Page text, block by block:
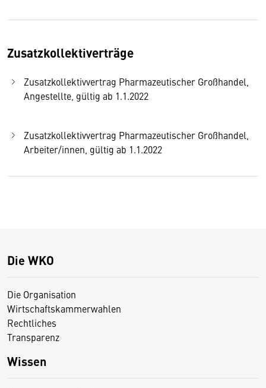
Zusatzkollektiverträge
Zusatzkollektivvertrag Pharmazeutischer Großhandel,
Angestellte, gültig ab 1.1.2022
Zusatzkollektivvertrag Pharmazeutischer Großhandel,
Arbeiter/innen, gültig ab 1.1.2022
Die WKO
Die Organisation
Wirtschaftskammerwahlen
Rechtliches
Transparenz
Wissen